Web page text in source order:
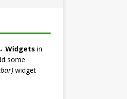
Widgets in
some
widget